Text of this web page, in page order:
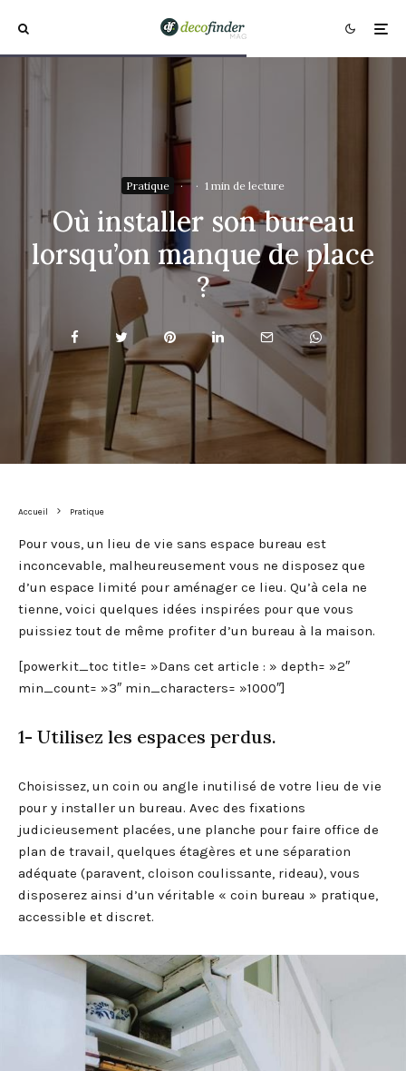
Pratique · · 1 min de lecture
Où installer son bureau
lorsqu’on manque de place
?
Accueil Pratique
Pour vous, un lieu de vie sans espace bureau est
inconcevable, malheureusement vous ne disposez que
d’un espace limité pour aménager ce lieu. Qu’à cela ne
tienne, voici quelques idées inspirées pour que vous
puissiez tout de même profiter d’un bureau à la maison.
[powerkit_toc title= »Dans cet article : » depth= »2″
min_count= »3″ min_characters= »1000″]
1- Utilisez les espaces perdus.
Choisissez, un coin ou angle inutilisé de votre lieu de vie
pour y installer un bureau. Avec des fixations
judicieusement placées, une planche pour faire office de
plan de travail, quelques étagères et une séparation
adéquate (paravent, cloison coulissante, rideau), vous
disposerez ainsi d’un véritable « coin bureau » pratique,
accessible et discret.